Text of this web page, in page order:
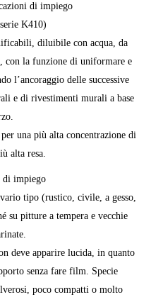
di impiego
K410)
diluibile con acqua, da
con la funzione di uniformare e
l’ancoraggio delle successive
e di rivestimenti murali a base
una più alta concentrazione di
alta resa.
di impiego
tipo (rustico, civile, a gesso,
su pitture a tempera e vecchie
deve apparire lucida, in quanto
senza fare film. Specie
poco compatti o molto